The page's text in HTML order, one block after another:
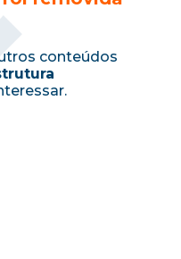
conteúdos